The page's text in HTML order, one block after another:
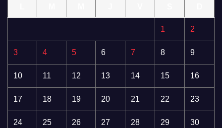
1 2
3 4 5 6 7 8 9
10 11 12 13 14 15 16
17 18 19 20 21 22 23
24 25 26 27 28 29 30